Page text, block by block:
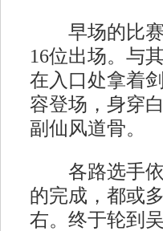
早场的比赛
16位出场。与
在入口处拿着
容登场，身穿
副仙风道骨。
各路选手依
的完成，都或
右。终于轮到